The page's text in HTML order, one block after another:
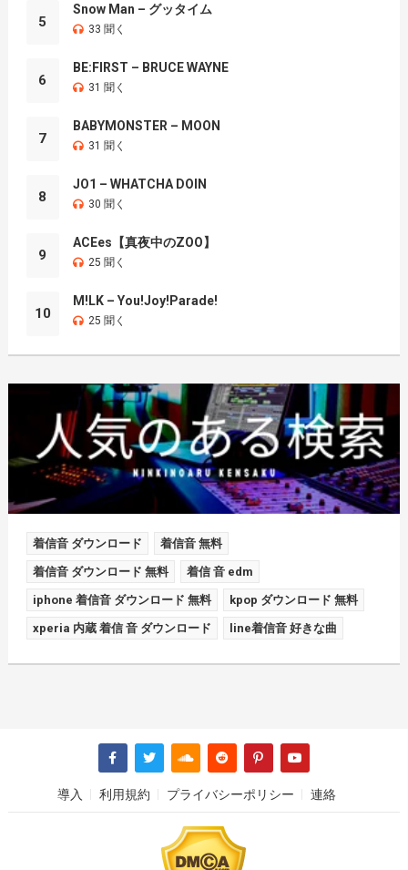
5
Snow Man – グッタイム
33 聞く
6
BE:FIRST – BRUCE WAYNE
31 聞く
7
BABYMONSTER – MOON
31 聞く
8
JO1 – WHATCHA DOIN
30 聞く
9
ACEes【真夜中のZOO】
25 聞く
10
M!LK – You!Joy!Parade!
25 聞く
着信音 ダウンロード 着信音 無料
着信音 ダウンロード 無料 着信 音 edm
iphone 着信音 ダウンロード 無料 kpop ダウンロード 無料
xperia 内蔵 着信 音 ダウンロード line着信音 好きな曲
導入 利用規約 プライバシーポリシー 連絡